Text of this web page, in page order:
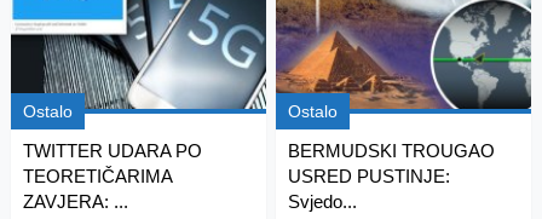
Ostalo
TWITTER UDARA PO
TEORETIČARIMA
ZAVJERA: ...
Ostalo
BERMUDSKI TROUGAO
USRED PUSTINJE:
Svjedo...